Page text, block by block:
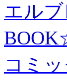
エル
コミ